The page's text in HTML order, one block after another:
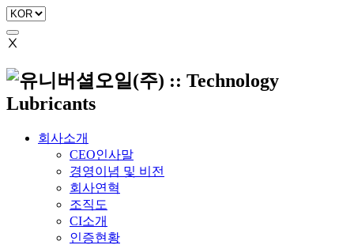
Ⅹ
회사소개
CEO인사말
경영이념 및 비전
회사연혁
조직도
CI소개
인증현황